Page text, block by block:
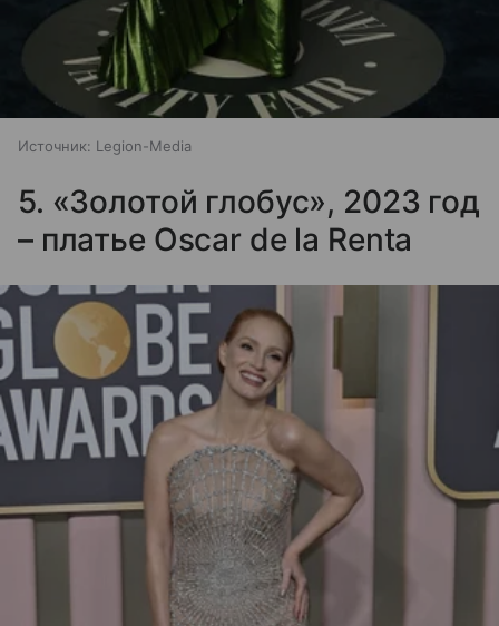
Источник: Legion-Media
5. «Золотой глобус», 2023 год
– платье Oscar de la Renta